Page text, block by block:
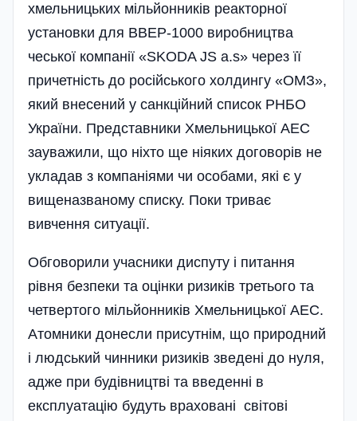
хмельницьких міль­йонників реакторної
установки для ВВЕР-1000 виробництва
чеської компанії «SKODA JS a.s» через її
причетність до російського холдингу «ОМЗ»,
який внесений у санкційний список РНБО
України. Представники Хмельницької АЕС
зауважили, що ніхто ще ніяких договорів не
укладав з компаніями чи особами, які є у
вищеназваному списку. Поки триває
вивчення ситуації.
Обговорили учасники диспуту і питання
рівня безпеки та оцінки ризиків третього та
четвертого міль­йонників Хмельницької АЕС.
Атомники донесли присутнім, що природний
і людський чинники ризиків зведені до нуля,
адже при будівництві та введенні в
експлуатацію будуть враховані світові